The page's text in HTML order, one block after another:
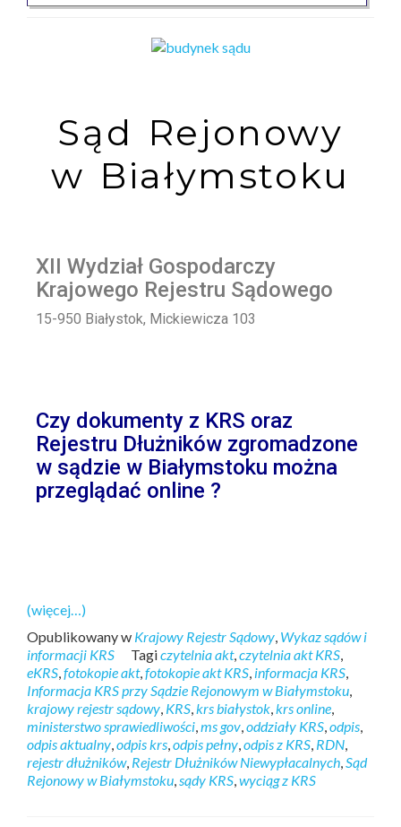
Sąd Rejonowy
w Białymstoku
XII Wydział Gospodarczy
Krajowego Rejestru Sądowego
15-950 Białystok, Mickiewicza 103
Czy dokumenty z KRS oraz
Rejestru Dłużników zgromadzone
w sądzie w Białymstoku można
przeglądać online ?
(więcej…)
Opublikowany w Krajowy Rejestr Sądowy, Wykaz sądów i
informacji KRS
Tagiczytelnia akt,czytelnia akt KRS,
eKRS,fotokopie akt,fotokopie akt KRS, informacja KRS,
Informacja KRS przy Sądzie Rejonowym w Białymstoku,
krajowy rejestr sądowy, KRS,krs białystok,krs online,
ministerstwo sprawiedliwości,ms gov,oddziały KRS,odpis,
odpis aktualny,odpis krs,odpis pełny,odpis z KRS, RDN,
rejestr dłużników, Rejestr Dłużników Niewypłacalnych,Sąd
Rejonowy w Białymstoku,sądy KRS,wyciąg z KRS